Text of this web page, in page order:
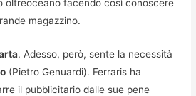
oltreoceano facendo così conoscere
magazzino.
. Adesso, però, sente la necessità
(Pietro Genuardi). Ferraris ha
il pubblicitario dalle sue pene